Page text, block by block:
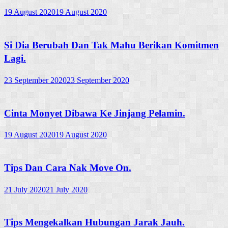
19 August 202019 August 2020
Si Dia Berubah Dan Tak Mahu Berikan Komitmen
Lagi.
23 September 202023 September 2020
Cinta Monyet Dibawa Ke Jinjang Pelamin.
19 August 202019 August 2020
Tips Dan Cara Nak Move On.
21 July 202021 July 2020
Tips Mengekalkan Hubungan Jarak Jauh.